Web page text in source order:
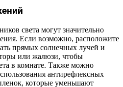
света могут значительно
Если возможно, расположите
прямых солнечных лучей и
или жалюзи, чтобы
в комнате. Также можно
антирефлексных
которые уменьшают